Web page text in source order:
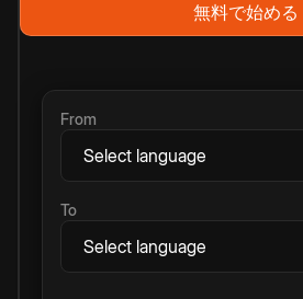
無料で始める
From
To